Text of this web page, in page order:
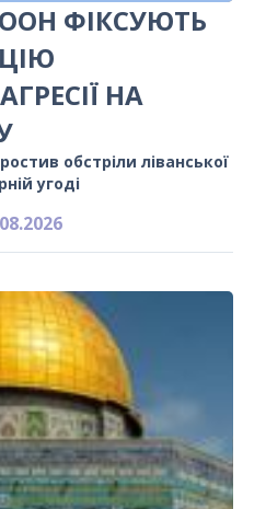
ФІКСУЮТЬ
НА
обстріли ліванської
угоді